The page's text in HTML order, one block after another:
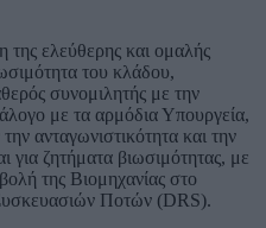
της ελεύθερης και ομαλής
του κλάδου,
συνομιλητής με την
με τα αρμόδια Υπουργεία,
ανταγωνιστικότητα και την
για ζητήματα βιωσιμότητας, με
της Βιομηχανίας στο
Ποτών (DRS).